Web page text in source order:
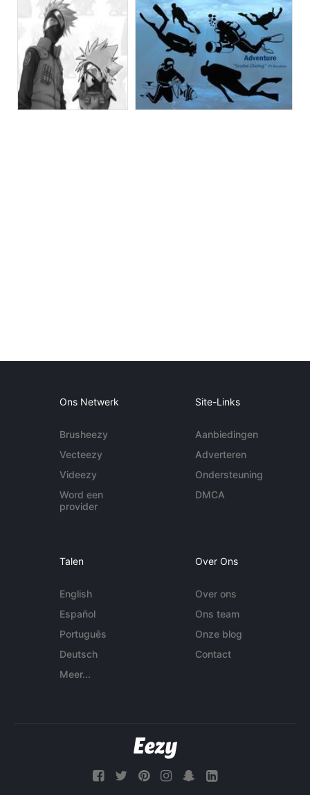
Ons Netwerk
Brusheezy
Vecteezy
Videezy
Word een
provider
Site-Links
Aanbiedingen
Adverteren
Ondersteuning
DMCA
Talen
English
Español
Português
Deutsch
Meer...
Over Ons
Over ons
Ons team
Onze blog
Contact